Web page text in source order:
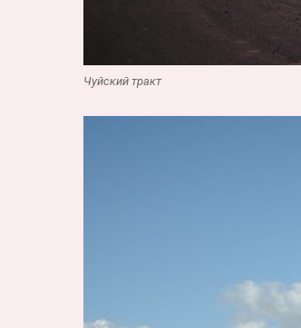
Чуйский тракт